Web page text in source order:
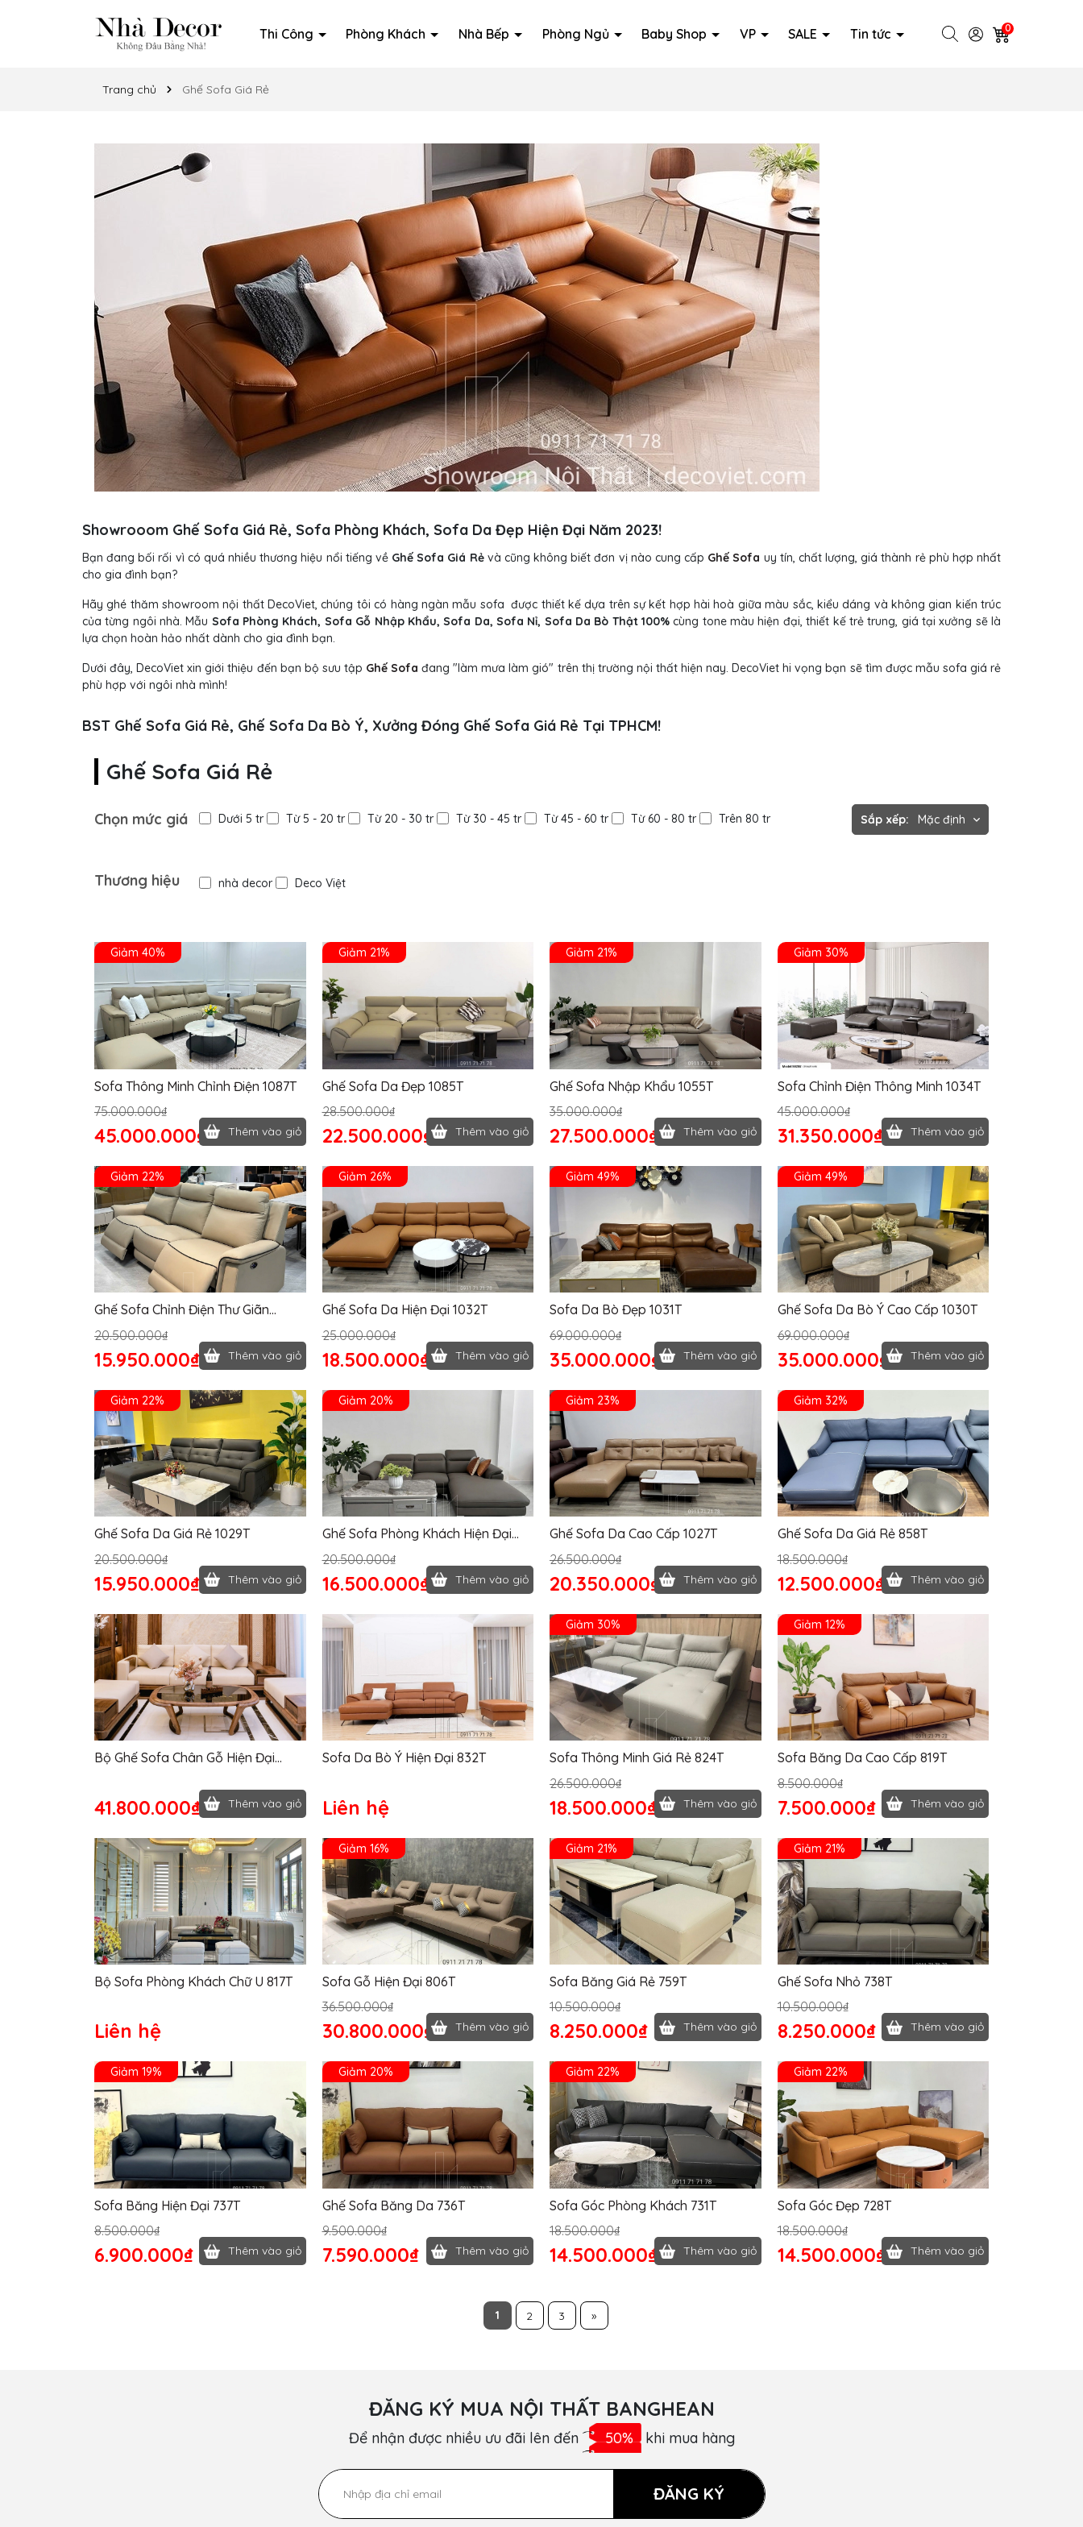
Thi Công Phòng Khách Nhà Bếp Phòng Ngủ Baby Shop VP SALE Tin tức 0
Trang chủ Ghế Sofa Giá Rẻ
Showrooom Ghế Sofa Giá Rẻ, Sofa Phòng Khách, Sofa Da Đẹp Hiện Đại Năm 2023!
Bạn đang bối rối vì có quá nhiều thương hiệu nổi tiếng vềGhế Sofa Giá Rẻ và cũng không biết đơn vị nào cung cấp Ghế Sofa uy tín, chất lượng, giá thành rẻ phù hợp nhất
cho gia đình bạn?
Hãy ghé thăm showroom nội thất DecoViet, chúng tôi có hàng ngàn mẫu sofa được thiết kế dựa trên sự kết hợp hài hoà giữa màu sắc, kiểu dáng và không gian kiến trúc
của từng ngôi nhà. Mẫu Sofa Phòng Khách, Sofa Gỗ Nhập Khẩu, Sofa Da, Sofa Nỉ, Sofa Da Bò Thật 100% cùng tone màu hiện đại, thiết kế trẻ trung, giá tại xưởng sẽ là
lựa chọn hoàn hảo nhất dành cho gia đình bạn.
Dưới đây, DecoViet xin giới thiệu đến bạn bộ sưu tập Ghế Sofa đang "làm mưa làm gió" trên thị trường nội thất hiện nay. DecoViet hi vọng bạn sẽ tìm được mẫu sofa giá rẻ
phù hợp với ngôi nhà mình!
BST Ghế Sofa Giá Rẻ, Ghế Sofa Da Bò Ý, Xưởng Đóng Ghế Sofa Giá Rẻ Tại TPHCM!
Ghế Sofa Giá Rẻ
Chọn mức giá Dưới 5 tr Từ 5 - 20 tr Từ 20 - 30 tr Từ 30 - 45 tr Từ 45 - 60 tr Từ 60 - 80 tr Trên 80 tr
Thương hiệu nhà decor Deco Việt
Sắp xếp: Mặc định
Giảm 40%
Sofa Thông Minh Chỉnh Điện 1087T
75.000.000₫
45.000.000₫ Thêm vào giỏ
Giảm 21%
Ghế Sofa Da Đẹp 1085T
28.500.000₫
22.500.000₫ Thêm vào giỏ
Giảm 21%
Ghế Sofa Nhập Khẩu 1055T
35.000.000₫
27.500.000₫ Thêm vào giỏ
Giảm 30%
Sofa Chỉnh Điện Thông Minh 1034T
45.000.000₫
31.350.000₫ Thêm vào giỏ
Giảm 22%
Ghế Sofa Chỉnh Điện Thư Giãn
1033T
20.500.000₫
15.950.000₫ Thêm vào giỏ
Giảm 26%
Ghế Sofa Da Hiện Đại 1032T
25.000.000₫
18.500.000₫ Thêm vào giỏ
Giảm 49%
Sofa Da Bò Đẹp 1031T
69.000.000₫
35.000.000₫ Thêm vào giỏ
Giảm 49%
Ghế Sofa Da Bò Ý Cao Cấp 1030T
69.000.000₫
35.000.000₫ Thêm vào giỏ
Giảm 22%
Ghế Sofa Da Giá Rẻ 1029T
20.500.000₫
15.950.000₫ Thêm vào giỏ
Giảm 20%
Ghế Sofa Phòng Khách Hiện Đại
1028T
20.500.000₫
16.500.000₫ Thêm vào giỏ
Giảm 23%
Ghế Sofa Da Cao Cấp 1027T
26.500.000₫
20.350.000₫ Thêm vào giỏ
Giảm 32%
Ghế Sofa Da Giá Rẻ 858T
18.500.000₫
12.500.000₫ Thêm vào giỏ
Bộ Ghế Sofa Chân Gỗ Hiện Đại
41.800.000₫ Thêm vào giỏ
Sofa Da Bò Ý Hiện Đại 832T
Liên hệ
Giảm 30%
Sofa Thông Minh Giá Rẻ 824T
26.500.000₫
18.500.000₫ Thêm vào giỏ
Giảm 12%
Sofa Băng Da Cao Cấp 819T
8.500.000₫
7.500.000₫ Thêm vào giỏ
Bộ Sofa Phòng Khách Chữ U 817T
Liên hệ
Giảm 16%
Sofa Gỗ Hiện Đại 806T
36.500.000₫
30.800.000₫ Thêm vào giỏ
Giảm 21%
Sofa Băng Giá Rẻ 759T
10.500.000₫
8.250.000₫ Thêm vào giỏ
Giảm 21%
Ghế Sofa Nhỏ 738T
10.500.000₫
8.250.000₫ Thêm vào giỏ
Giảm 19%
Sofa Băng Hiện Đại 737T
8.500.000₫
6.900.000₫ Thêm vào giỏ
Giảm 20%
Ghế Sofa Băng Da 736T
9.500.000₫
7.590.000₫ Thêm vào giỏ
Giảm 22%
Sofa Góc Phòng Khách 731T
18.500.000₫
14.500.000₫ Thêm vào giỏ
Giảm 22%
Sofa Góc Đẹp 728T
18.500.000₫
14.500.000₫ Thêm vào giỏ
1 2 3 »
ĐĂNG KÝ MUA NỘI THẤT BANGHEAN
Để nhận được nhiều ưu đãi lên đến 50% khi mua hàng
ĐĂNG KÝ